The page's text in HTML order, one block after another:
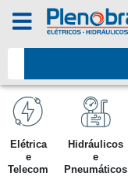
Elétrica
e
Telecom
Hidráulicos
e
Pneumáticos